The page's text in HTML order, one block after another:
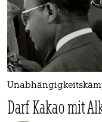
Darf Kakao mit